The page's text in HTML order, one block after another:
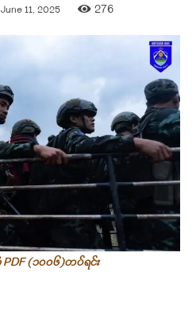
June 11, 2025 276
(၁၀၀၆)တပ်ရင်း